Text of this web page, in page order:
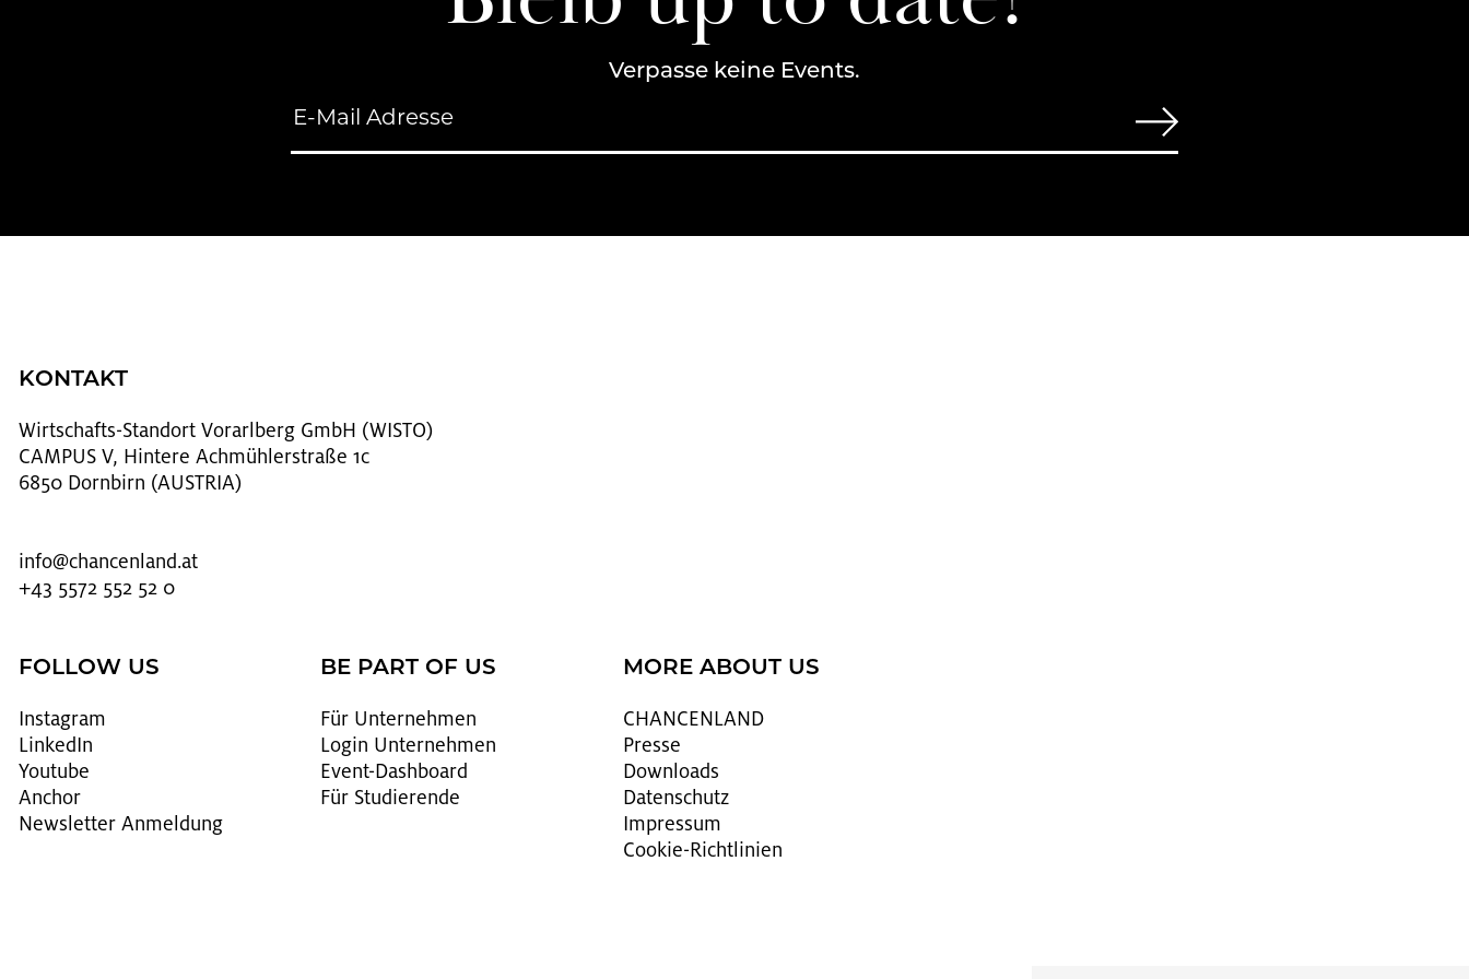
Verpasse keine Events.
KONTAKT
Wirt­schafts-Stand­ort Vor­arl­berg GmbH (WISTO)
CAMPUS V, Hintere Achmühlerstraße 1c
6850 Dornbirn (AUSTRIA)
info@​chancenland.​at
+43 5572 552 52 0
FOLLOW US
In­sta­gram
Lin­kedIn
You­tube
An­chor
News­let­ter An­mel­dung
BE PART OF US
Für Un­ter­neh­men
Login Un­ter­neh­men
Event-Da­sh­board
Für Stu­die­ren­de
MORE ABOUT US
CHAN­CEN­LAND
Pres­se
Down­loads
Da­ten­schutz
Im­pres­sum
Coo­kie-Richt­li­ni­en